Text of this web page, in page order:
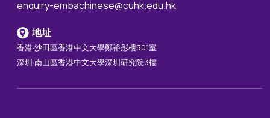
enquiry-embachinese@cuhk.edu.hk
地址
香港·沙田區香港中文大學鄭裕彤樓501室
深圳·南山區香港中文大學深圳研究院3樓